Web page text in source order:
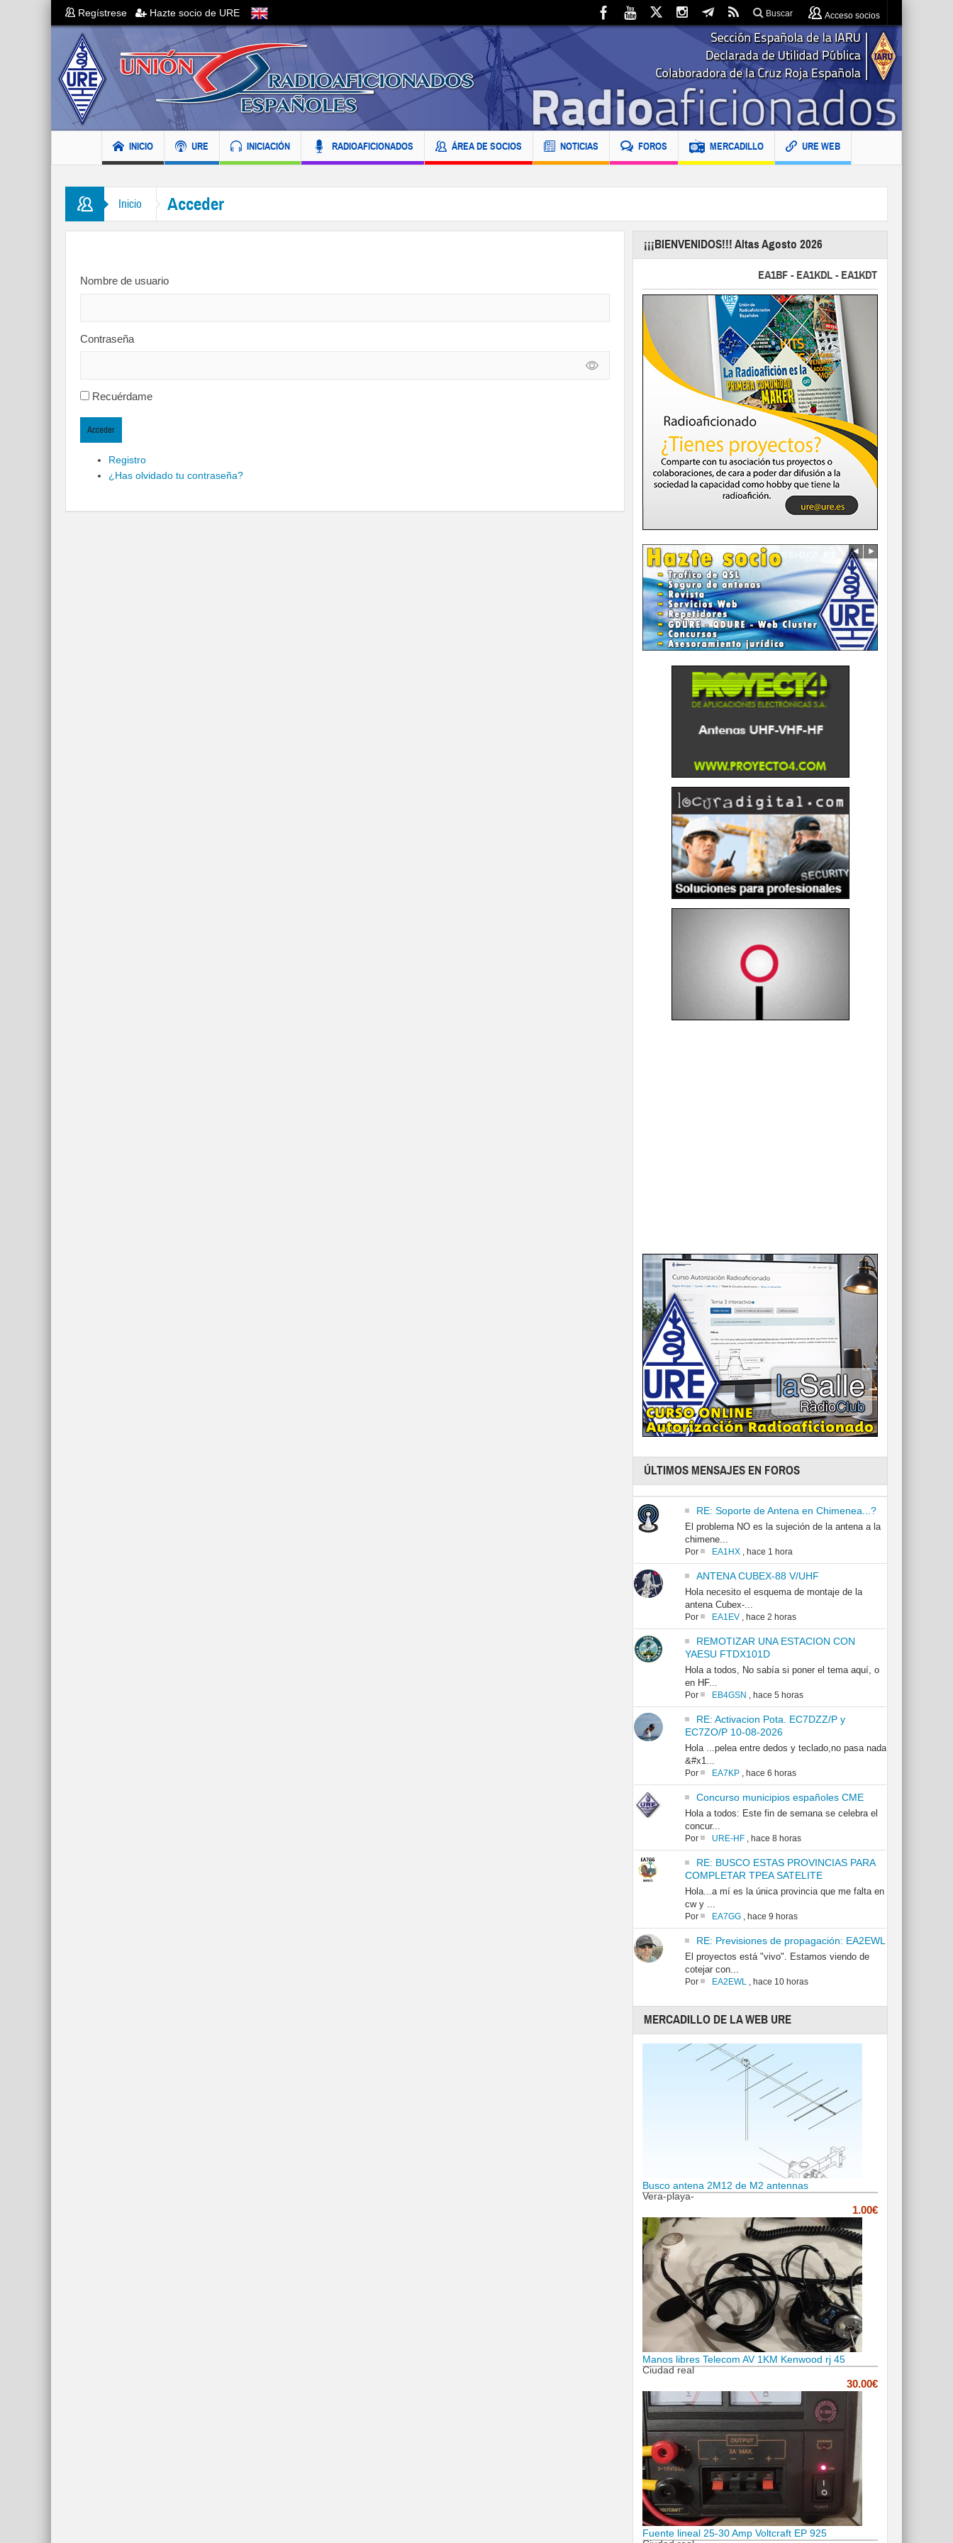
Regístrese Hazte socio de URE Buscar Acceso socios
INICIO URE INICIACIÓN RADIOAFICIONADOS ÁREA DE SOCIOS NOTICIAS FOROS MERCADILLO URE WEB
Inicio Acceder
Nombre de usuario
Contraseña
Recuérdame
Acceder
Registro
¿Has olvidado tu contraseña?
¡¡¡BIENVENIDOS!!! Altas Agosto 2026
EA1BF - EA1KDL - EA1KDT - EA2FBJ - EA2FJU
ÚLTIMOS MENSAJES EN FOROS
RE: Soporte de Antena en Chimenea...?
El problema NO es la sujeción de la antena a la
chimene...
Por EA1HX, hace 1 hora
ANTENA CUBEX-88 V/UHF
Hola necesito el esquema de montaje de la
antena Cubex-...
Por EA1EV, hace 2 horas
REMOTIZAR UNA ESTACION CON
YAESU FTDX101D
Hola a todos, No sabía si poner el tema aquí, o
en HF...
Por EB4GSN , hace 5 horas
RE: Activacion Pota. EC7DZZ/P y
EC7ZO/P 10-08-2026
Hola ...pelea entre dedos y teclado,no pasa nada
&#x1...
Por EA7KP, hace 6 horas
Concurso municipios españoles CME
Hola a todos: Este fin de semana se celebra el
concur...
Por URE-HF, hace 8 horas
RE: BUSCO ESTAS PROVINCIAS PARA
COMPLETAR TPEA SATELITE
Hola...a mí es la única provincia que me falta en
cw y ...
Por EA7GG, hace 9 horas
RE: Previsiones de propagación: EA2EWL
El proyectos está "vivo". Estamos viendo de
cotejar con...
Por EA2EWL, hace 10 horas
MERCADILLO DE LA WEB URE
Busco antena 2M12 de M2 antennas
Vera-playa-
1.00€
Manos libres Telecom AV 1KM Kenwood rj 45
Ciudad real
30.00€
Fuente lineal 25-30 Amp Voltcraft EP 925